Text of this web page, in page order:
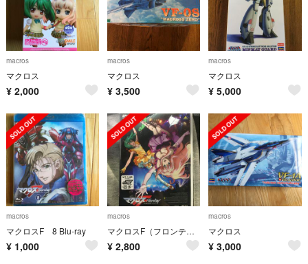
macros
マクロス
¥ 2,000
macros
マクロス
¥ 3,500
macros
マクロス
¥ 5,000
macros
マクロスF 8 Blu-ray
¥ 1,000
macros
マクロスF（フロンティア）ギャラクシーツアー FINAL in ブドーカン DV
¥ 2,800
macros
マクロス
¥ 3,000